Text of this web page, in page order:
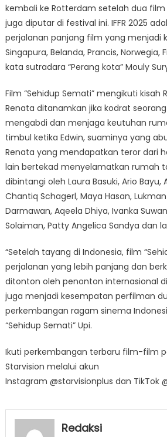
kembali ke Rotterdam setelah dua
juga diputar di festival ini. IFFR 2025
perjalanan panjang film yang menjadi
Singapura, Belanda, Prancis, Norwegia,
kata sutradara “Perang kota” Mouly
Film “Sehidup Semati” mengikuti kisah
Renata ditanamkan jika kodrat
mengabdi dan menjaga keutuhan
timbul ketika Edwin, suaminya yang
Renata yang mendapatkan teror dari
lain bertekad menyelamatkan rumah
dibintangi oleh Laura Basuki, Ario Bayu,
Chantiq Schagerl, Maya Hasan,
Darmawan, Aqeela Dhiya, Ivanka
Solaiman, Patty Angelica Sandya dan
“Setelah tayang di Indonesia, film
perjalanan yang lebih panjang dan
ditonton oleh penonton internasional di
juga menjadi kesempatan perfilman
perkembangan ragam sinema
“Sehidup Semati” Upi.
Ikuti perkembangan terbaru film-film
Starvision melalui akun
Instagram @starvisionplus dan TikTok
Redaksi